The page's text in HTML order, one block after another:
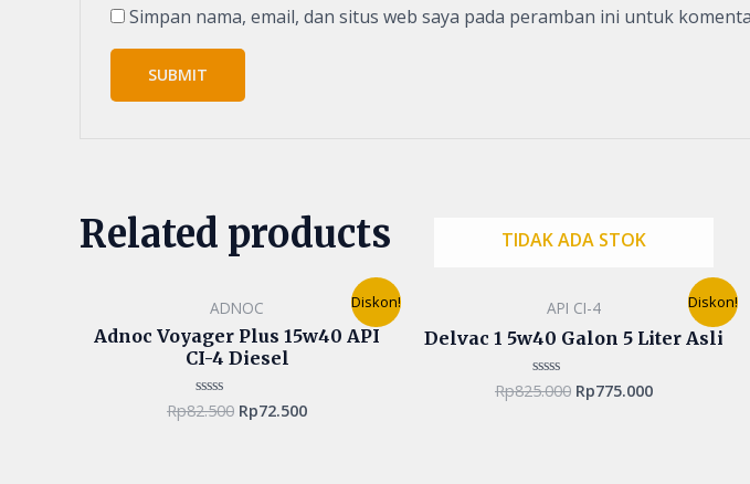
Simpan nama, email, dan situs web saya pada peramban ini untuk
Related products
Diskon!
ADNOC
Adnoc Voyager Plus 15w40 API
CI-4 Diesel
Rated
Rp82.500
price
was:
Rp82.500.
Rp72.500
Current
is:
Diskon!
TIDAK ADA STOK
API CI-4
Delvac 1 5w40 Galon 5 Liter Asli
Rated
Rp825.000
price
was:
Rp775.000
Current
price
is: